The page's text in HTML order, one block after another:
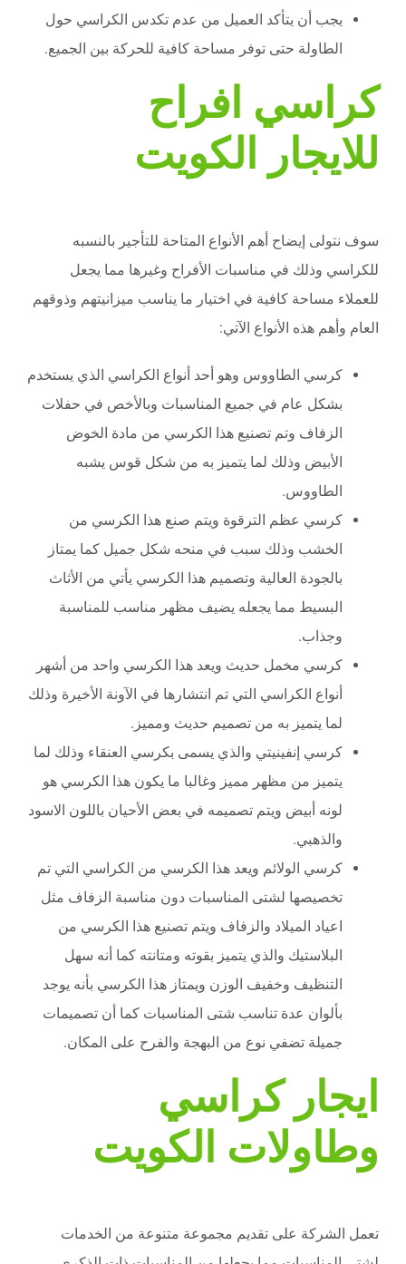
يجب أن يتأكد العميل من عدم تكدس الكراسي حول
الطاولة حتى توفر مساحة كافية للحركة بين الجميع.
كراسي افراح
للايجار الكويت
سوف نتولى إيضاح أهم الأنواع المتاحة للتأجير بالنسبه
للكراسي وذلك في مناسبات الأفراح وغيرها مما يجعل
للعملاء مساحة كافية في اختيار ما يناسب ميزانيتهم وذوقهم
العام وأهم هذه الأنواع الآتي:
كرسي الطاووس وهو أحد أنواع الكراسي الذي يستخدم
بشكل عام في جميع المناسبات وبالأخص في حفلات
الزفاف وتم تصنيع هذا الكرسي من مادة الخوض
الأبيض وذلك لما يتميز به من شكل قوس يشبه
الطاووس.
كرسي عظم الترقوة ويتم صنع هذا الكرسي من
الخشب وذلك سبب في منحه شكل جميل كما يمتاز
بالجودة العالية وتصميم هذا الكرسي يأتي من الأثاث
البسيط مما يجعله يضيف مظهر مناسب للمناسبة
وجذاب.
كرسي مخمل حديث ويعد هذا الكرسي واحد من أشهر
أنواع الكراسي التي تم انتشارها في الآونة الأخيرة وذلك
لما يتميز به من تصميم حديث ومميز.
كرسي إنفينيتي والذي يسمى بكرسي العنقاء وذلك لما
يتميز من مظهر مميز وغالبا ما يكون هذا الكرسي هو
لونه أبيض ويتم تصميمه في بعض الأحيان باللون الاسود
والذهبي.
كرسي الولائم ويعد هذا الكرسي من الكراسي التي تم
تخصيصها لشتى المناسبات دون مناسبة الزفاف مثل
اعياد الميلاد والزفاف ويتم تصنيع هذا الكرسي من
البلاستيك والذي يتميز بقوته ومتانته كما أنه سهل
التنظيف وخفيف الوزن ويمتاز هذا الكرسي بأنه يوجد
بألوان عدة تناسب شتى المناسبات كما أن تصميمات
جميلة تضفي نوع من البهجة والفرح على المكان.
ايجار كراسي
وطاولات الكويت
تعمل الشركة على تقديم مجموعة متنوعة من الخدمات